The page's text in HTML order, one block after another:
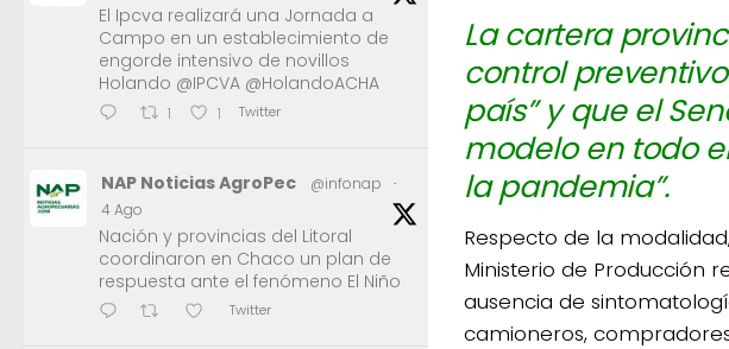
La cartera
control
país” y que el
modelo en todo
la pandemia”.
Respecto de la
Ministerio de Producción
ausencia de
camioneros,
El Ipcva realizará una Jornada a
Campo en un establecimiento de
engorde intensivo de novillos
Holando @IPCVA @HolandoACHA
1 1 Twitter
NAP Noticias AgroPec @infonap
·
4 Ago
Nación y provincias del Litoral
coordinaron en Chaco un plan de
respuesta ante el fenómeno El Niño
Twitter